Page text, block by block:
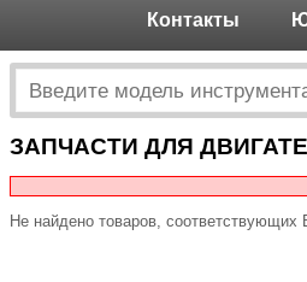
Контакты
ЗАПЧАСТИ ДЛЯ
Не найдено товаров,